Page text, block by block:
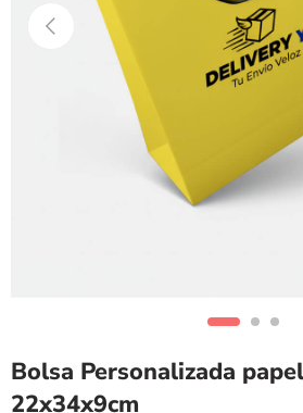
Bolsa Personalizada papel
22x34x9cm